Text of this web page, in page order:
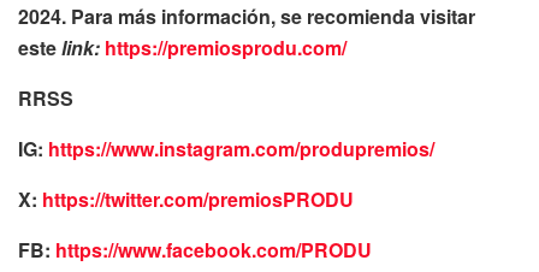
2024. Para más información, se recomienda visitar
estelink: https://premiosprodu.com/
RRSS
IG: https://www.instagram.com/produpremios/
X: https://twitter.com/premiosPRODU
FB: https://www.facebook.com/PRODU